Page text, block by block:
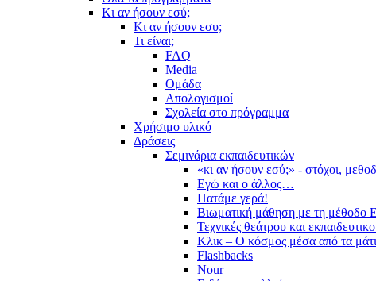
Κι αν ήσουν εσύ;
Κι αν ήσουν εσυ;
Τι είναι;
FAQ
Media
Ομάδα
Απολογισμοί
Σχολεία στο πρόγραμμα
Χρήσιμο υλικό
Δράσεις
Σεμινάρια εκπαιδευτικών
«κι αν ήσουν εσύ;» - στόχοι,
Εγώ και ο άλλος…
Πατάμε γερά!
Βιωματική μάθηση με τη μέθοδο
Τεχνικές θεάτρου και
Κλικ – Ο κόσμος μέσα από τα
Flashbacks
Nour